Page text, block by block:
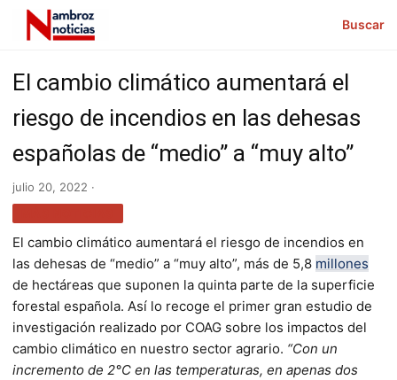
Buscar
El cambio climático aumentará el
riesgo de incendios en las dehesas
españolas de “medio” a “muy alto”
julio 20, 2022 ·
El cambio climático aumentará el riesgo de incendios en
las dehesas de “medio” a “muy alto”, más de 5,8 millones
de hectáreas que suponen la quinta parte de la superficie
forestal española. Así lo recoge el primer gran estudio de
investigación realizado por COAG sobre los impactos del
cambio climático en nuestro sector agrario. “Con un
incremento de 2°C en las temperaturas, en apenas dos